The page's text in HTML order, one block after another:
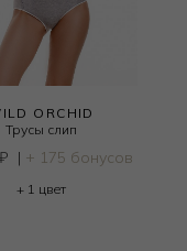
ORCHID
Трусы слип
₽ | + 175 бонусов
+ 1 цвет